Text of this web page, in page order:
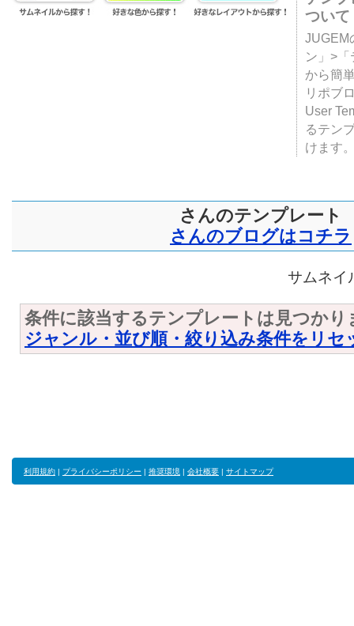
ついて
JUGEM
ン」>
から簡
リポブ
User
るテン
けます
さんのテンプレート
さんのブログはコチラ
サムネイ
条件に該当するテンプレートは見つかり
ジャンル・並び順・絞り込み条件をリセ
利用規約 | プライバシーポリシー | 推奨環境 | 会社概要 | サイトマップ